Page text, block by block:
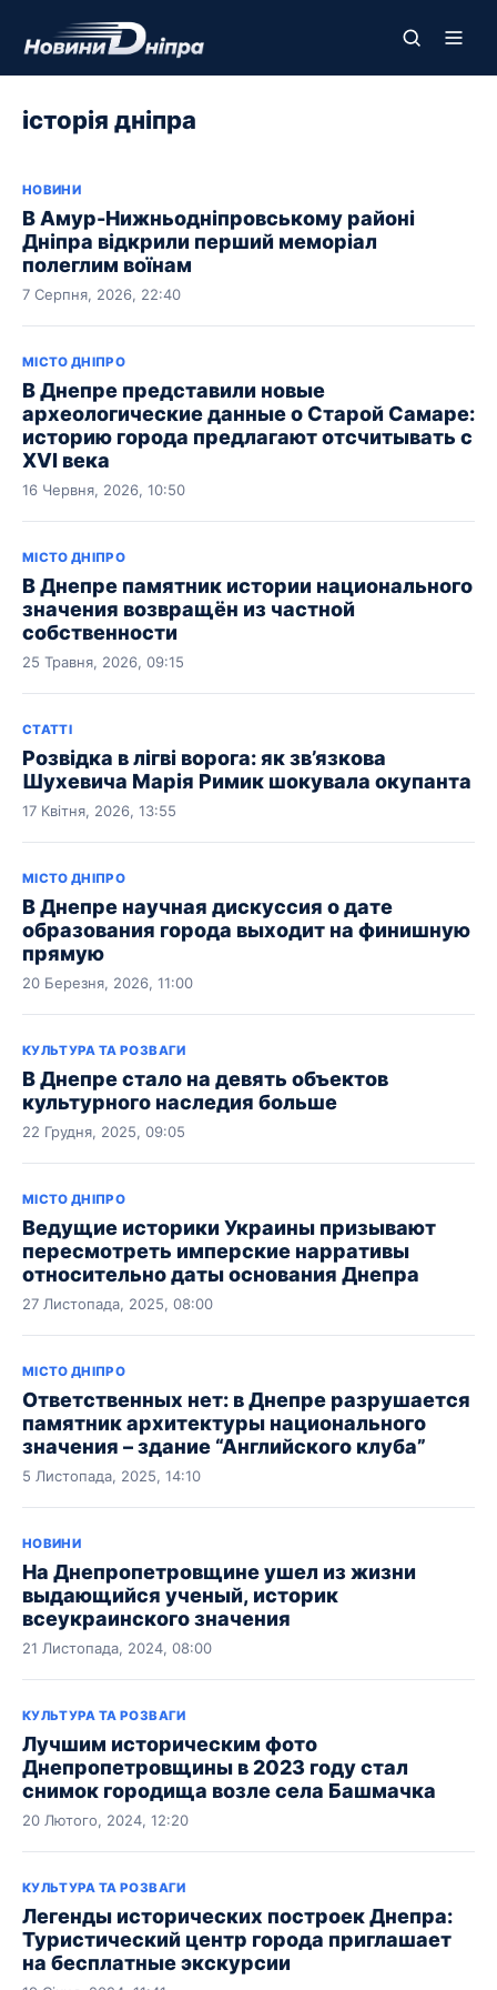
історія дніпра
НОВИНИ
В Амур-Нижньодніпровському районі
Дніпра відкрили перший меморіал
полеглим воїнам
7 Серпня, 2026, 22:40
МІСТО ДНІПРО
В Днепре представили новые
археологические данные о Старой Самаре:
историю города предлагают отсчитывать с
XVI века
16 Червня, 2026, 10:50
МІСТО ДНІПРО
В Днепре памятник истории национального
значения возвращён из частной
собственности
25 Травня, 2026, 09:15
СТАТТІ
Розвідка в лігві ворога: як зв’язкова
Шухевича Марія Римик шокувала окупанта
17 Квітня, 2026, 13:55
МІСТО ДНІПРО
В Днепре научная дискуссия о дате
образования города выходит на финишную
прямую
20 Березня, 2026, 11:00
КУЛЬТУРА ТА РОЗВАГИ
В Днепре стало на девять объектов
культурного наследия больше
22 Грудня, 2025, 09:05
МІСТО ДНІПРО
Ведущие историки Украины призывают
пересмотреть имперские нарративы
относительно даты основания Днепра
27 Листопада, 2025, 08:00
МІСТО ДНІПРО
Ответственных нет: в Днепре разрушается
памятник архитектуры национального
значения – здание “Английского клуба”
5 Листопада, 2025, 14:10
НОВИНИ
На Днепропетровщине ушел из жизни
выдающийся ученый, историк
всеукраинского значения
21 Листопада, 2024, 08:00
КУЛЬТУРА ТА РОЗВАГИ
Лучшим историческим фото
Днепропетровщины в 2023 году стал
снимок городища возле села Башмачка
20 Лютого, 2024, 12:20
КУЛЬТУРА ТА РОЗВАГИ
Легенды исторических построек Днепра:
Туристический центр города приглашает
на бесплатные экскурсии